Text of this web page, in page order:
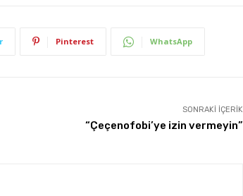
Pinterest WhatsApp
SONRAKI İÇERIK
“Çeçenofobi’ye izin vermeyin”